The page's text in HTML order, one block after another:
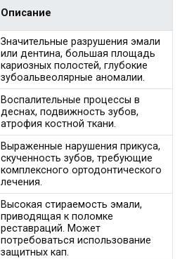
Описание
Значительные разрушения эмали
или дентина, большая площадь
кариозных полостей, глубокие
зубоальвеолярные аномалии.
Воспалительные процессы в
деснах, подвижность зубов,
атрофия костной ткани.
Выраженные нарушения прикуса,
скученность зубов, требующие
комплексного ортодонтического
лечения.
Высокая стираемость эмали,
приводящая к поломке
реставраций. Может
потребоваться использование
защитных кап.